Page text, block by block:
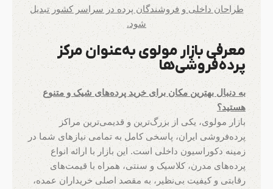
طراحان داخلی و فروشندگان پرده در سراسر کشور تبدیل
شود.
معرفی بازار مولوی به‌عنوان مرکز
پرده‌فروشی‌ها
به دنبال بهترین مکان برای خرید پرده‌های شیک و متنوع
هستید؟
بازار مولوی، یکی از بزرگ‌ترین و قدیمی‌ترین مراکز
پرده‌فروشی ایران، پاسخی کامل به تمامی نیازهای شما در
زمینه دکوراسیون داخلی است. این بازار با ارائه انواع
پرده‌های مدرن، کلاسیک و سنتی، همراه با قیمت‌های
رقابتی و کیفیت بی‌نظیر، به مقصد اصلی خریداران عمده،